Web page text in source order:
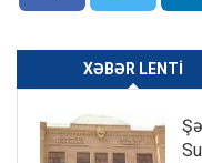
XƏBƏR LENTI